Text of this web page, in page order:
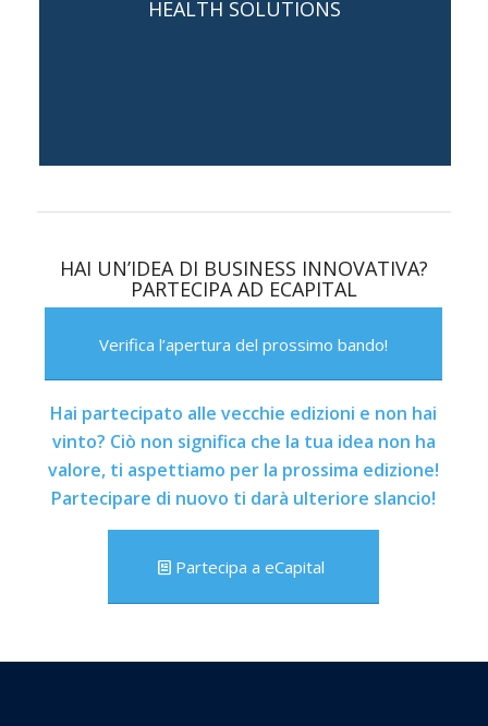
HEALTH SOLUTIONS
HAI UN’IDEA DI BUSINESS INNOVATIVA?
PARTECIPA AD ECAPITAL
Verifica l’apertura del prossimo bando!
Hai partecipato alle vecchie edizioni e non hai
vinto? Ciò non significa che la tua idea non ha
valore, ti aspettiamo per la prossima edizione!
Partecipare di nuovo ti darà ulteriore slancio!
Partecipa a eCapital